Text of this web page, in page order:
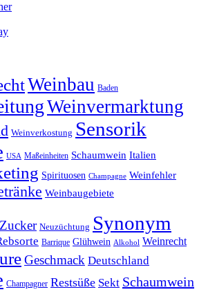
Weinbau Baden
Weinvermarktung
Weinverkostung Sensorik
USA Maßeinheiten Schaumwein Italien
Spirituosen Champagne Weinfehler
Weinbaugebiete
Zucker Neuzüchtung Synonym
Barrique Glühwein Alkohol Weinrecht
Geschmack Deutschland
Champagner Restsüße Sekt Schaumwein